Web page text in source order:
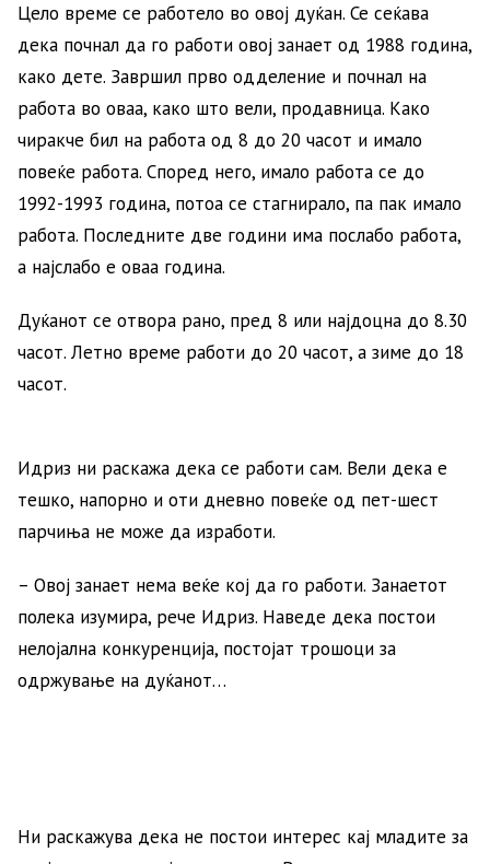
Цело време се работело во овој дуќан. Се сеќава
дека почнал да го работи овој занает од 1988 година,
како дете. Завршил прво одделение и почнал на
работа во оваа, како што вели, продавница. Како
чиракче бил на работа од 8 до 20 часот и имало
повеќе работа. Според него, имало работа се до
1992-1993 година, потоа се стагнирало, па пак имало
работа. Последните две години има послабо работа,
а најслабо е оваа година.
Дуќанот се отвора рано, пред 8 или најдоцна до 8.30
часот. Летно време работи до 20 часот, а зиме до 18
часот.
Идриз ни раскажа дека се работи сам. Вели дека е
тешко, напорно и оти дневно повеќе од пет-шест
парчиња не може да изработи.
– Овој занает нема веќе кој да го работи. Занаетот
полека изумира, рече Идриз. Наведе дека постои
нелојална конкуренција, постојат трошоци за
одржување на дуќанот…
Ни раскажува дека не постои интерес кај младите за